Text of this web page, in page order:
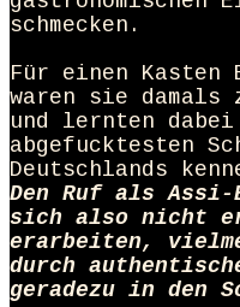
schmecken.
Für einen
waren sie
und lernten
abgefucktesten
Deutschlands
Den Ruf als Assi-
sich also nicht
erarbeiten,
durch
geradezu in den